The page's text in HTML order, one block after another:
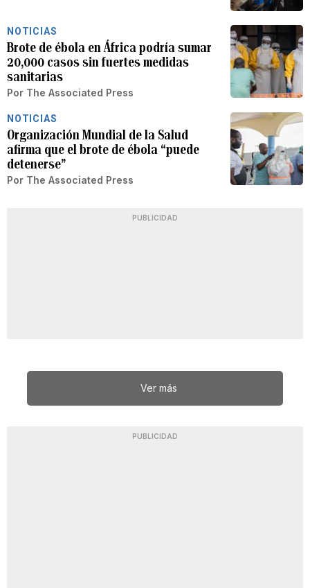
NOTICIAS
Brote de ébola en África podría sumar
20,000 casos sin fuertes medidas
sanitarias
Por The Associated Press
NOTICIAS
Organización Mundial de la Salud
afirma que el brote de ébola “puede
detenerse”
Por The Associated Press
PUBLICIDAD
Ver más
PUBLICIDAD